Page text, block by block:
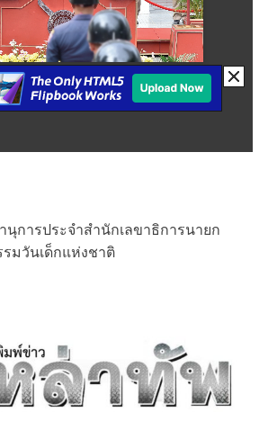
นุการประจำสำนักเลขาธิการนายก
มวันเด็กแห่งชาติ